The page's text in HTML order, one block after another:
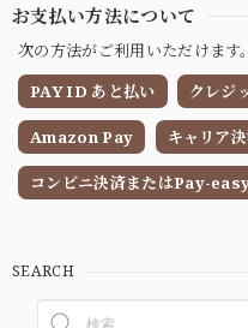
お支払い方法について
次の方法がご利用いただけます。
PAY ID あと払い
クレジ
Amazon Pay キャリア
コンビニ決済またはPay-
SEARCH